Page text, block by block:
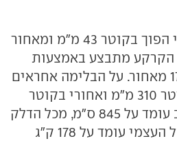
מלפנים יש מזלג קדמי הפוך בקוטר 43 מ"מ ומאחור
הקרקע מתבצע באמצעות
גלגלי "19 מלפנים ו-"17 מאחור. על הבלימה אחראים
דיסק קידמי יחיד בקוטר 310 מ"מ ואחורי בקוטר
240 מ"מ. גובה המושב עומד על 845 ס"מ, מכל הדלק
בנפח 14 ליטר והמשקל העצמי עומד על 178 ק"ג